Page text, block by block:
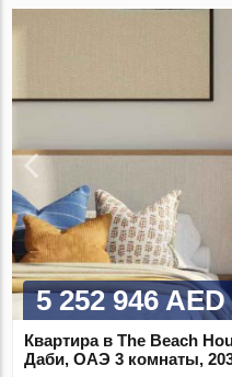
5 252 946 AED
Квартира в The Beach
Даби, ОАЭ 3 комнаты,